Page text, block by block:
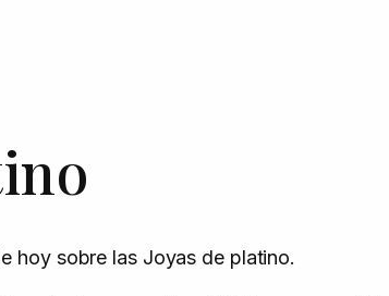
hoy sobre las Joyas de platino.